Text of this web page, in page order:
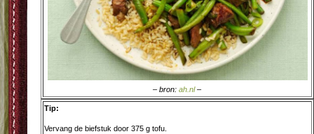
– bron:ah.nl–
Tip:
Vervang de biefstuk door 375 g tofu.